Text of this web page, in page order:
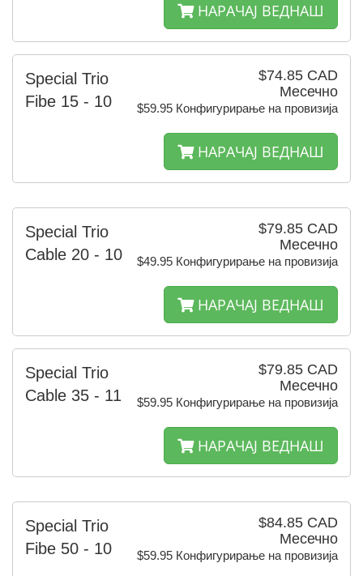
НАРАЧАЈ ВЕДНАШ
$74.85 CAD
Месечно
$59.95 Конфигурирање на провизија
Special Trio
Fibe 15 - 10
НАРАЧАЈ ВЕДНАШ
$79.85 CAD
Месечно
$49.95 Конфигурирање на провизија
Special Trio
Cable 20 - 10
НАРАЧАЈ ВЕДНАШ
$79.85 CAD
Месечно
$59.95 Конфигурирање на провизија
Special Trio
Cable 35 - 11
НАРАЧАЈ ВЕДНАШ
$84.85 CAD
Месечно
$59.95 Конфигурирање на провизија
Special Trio
Fibe 50 - 10